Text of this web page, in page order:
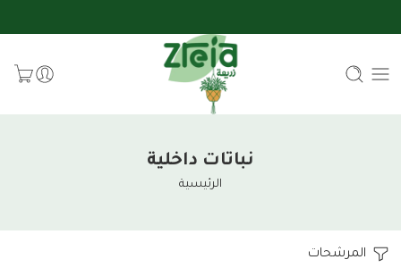
نباتات داخلية
الرئيسية
المرشحات